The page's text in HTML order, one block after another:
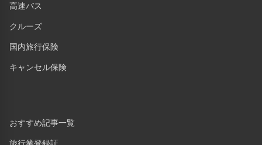
高速バス
クルーズ
国内旅行保険
キャンセル保険
おすすめ記事一覧
旅行業登録証